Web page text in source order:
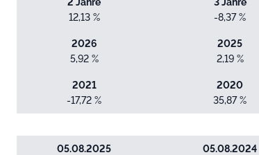
12,13 %
-8,37 %
2026
5,92 %
2025
2,19 %
2021
-17,72 %
2020
35,87 %
05.08.2025
05.08.2024